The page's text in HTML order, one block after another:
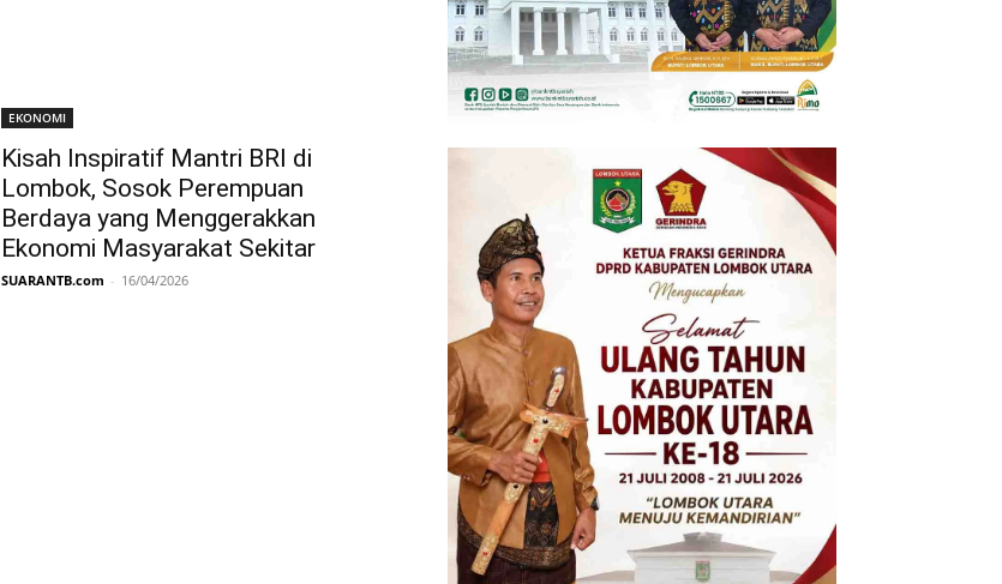
EKONOMI
Kisah Inspiratif Mantri BRI di
Lombok, Sosok Perempuan
Berdaya yang Menggerakkan
Ekonomi Masyarakat Sekitar
SUARANTB.com - 16/04/2026